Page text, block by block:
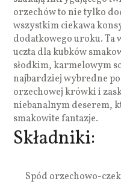
orzechów to nie tylko
wszystkim ciekawa
dodatkowego uroku.
uczta dla kubków
słodkim, karmelowym
najbardziej wybredne
orzechowej krówki i
niebanalnym deserem,
smakowite fantazje.
Składniki:
Spód orzechowo-